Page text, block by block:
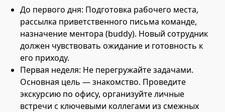
До первого дня: Подготовка рабочего места,
рассылка приветственного письма команде,
назначение ментора (buddy). Новый сотрудник
должен чувствовать ожидание и готовность к
его приходу.
Первая неделя: Не перегружайте задачами.
Основная цель — знакомство. Проведите
экскурсию по офису, организуйте личные
встречи с ключевыми коллегами из смежных